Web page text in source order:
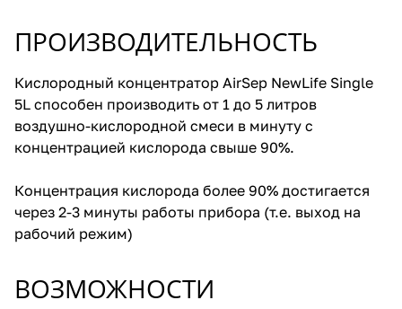
ПРОИЗВОДИТЕЛЬНОСТЬ
Кислородный концентратор AirSep NewLife Single
5L способен производить от 1 до 5 литров
воздушно-кислородной смеси в минуту с
концентрацией кислорода свыше 90%.
Концентрация кислорода более 90% достигается
через 2-3 минуты работы прибора (т.е. выход на
рабочий режим)
ВОЗМОЖНОСТИ